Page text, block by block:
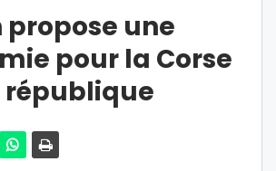
propose une
pour la Corse
république